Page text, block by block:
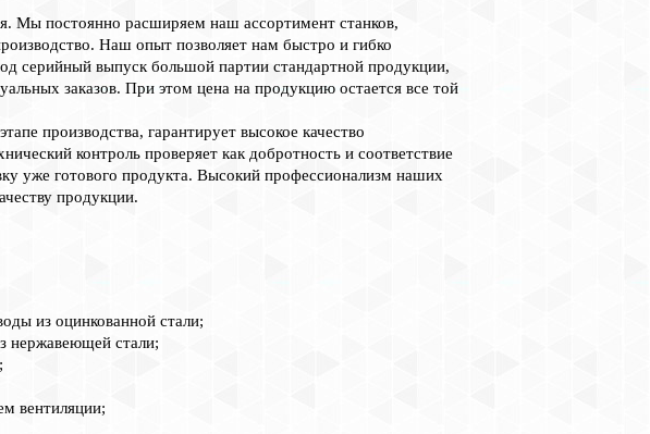
Мы постоянно расширяем наш ассортимент станков,
Наш опыт позволяет нам быстро и гибко
серийный выпуск большой партии стандартной продукции,
заказов. При этом цена на продукцию остается все той
производства, гарантирует высокое качество
контроль проверяет как добротность и соответствие
уже готового продукта. Высокий профессионализм наших
продукции.
из оцинкованной стали;
нержавеющей стали;
вентиляции;